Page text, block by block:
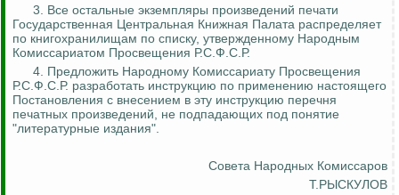
3. Все остальные экземпляры произведений печати
Государственная Центральная Книжная Палата распределяет
по книгохранилищам по списку, утвержденному Народным
Комиссариатом Просвещения Р.С.Ф.С.Р.
4. Предложить Народному Комиссариату Просвещения
Р.С.Ф.С.Р. разработать инструкцию по применению настоящего
Постановления с внесением в эту инструкцию перечня
печатных произведений, не подпадающих под понятие
"литературные издания".
Совета Народных Комиссаров
Т.РЫСКУЛОВ